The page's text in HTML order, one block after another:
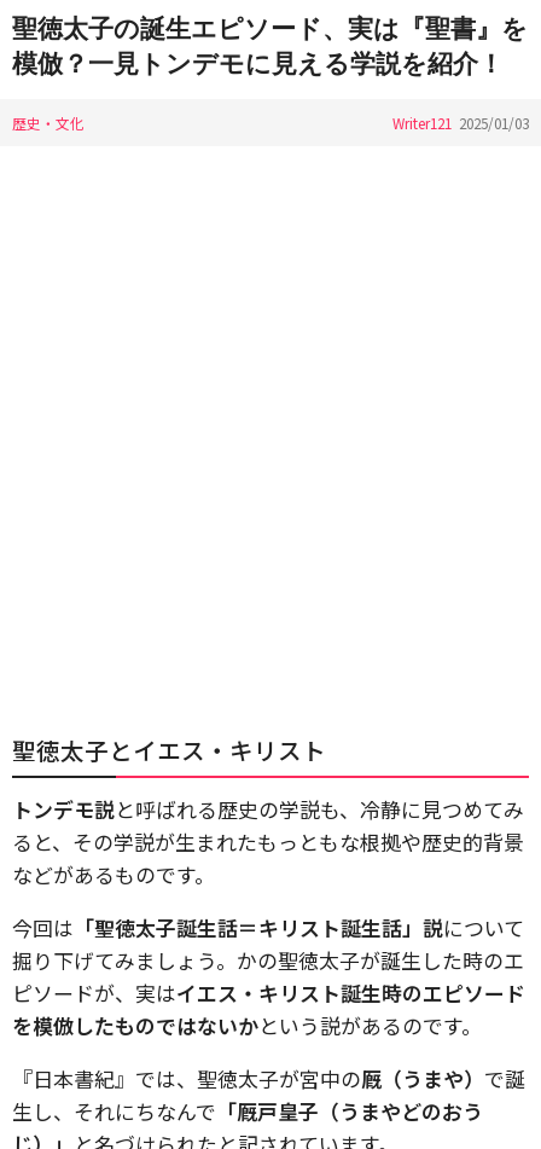
聖徳太子の誕生エピソード、実は『聖書』を
模倣？一見トンデモに見える学説を紹介！
歴史・文化 Writer121 2025/01/03
聖徳太子とイエス・キリスト
トンデモ説と呼ばれる歴史の学説も、冷静に見つめてみ
ると、その学説が生まれたもっともな根拠や歴史的背景
などがあるものです。
今回は 「聖徳太子誕生話＝キリスト誕生話」説について
掘り下げてみましょう。かの聖徳太子が誕生した時のエ
ピソードが、実はイエス・キリスト誕生時のエピソード
を模倣したものではないかという説があるのです。
『日本書紀』では、聖徳太子が宮中の厩（うまや） で誕
生し、それにちなんで 「厩戸皇子（うまやどのおう